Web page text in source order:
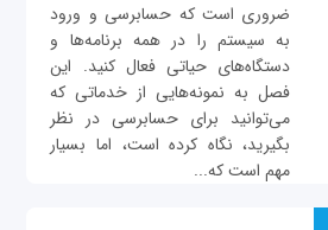
ضروری است که حسابرسی و ورود
به سیستم را در همه برنامه‌ها و
دستگاه‌های حیاتی فعال کنید. این
فصل به نمونه‌هایی از خدماتی که
می‌توانید برای حسابرسی در نظر
بگیرید، نگاه کرده است، اما بسیار
مهم است که...